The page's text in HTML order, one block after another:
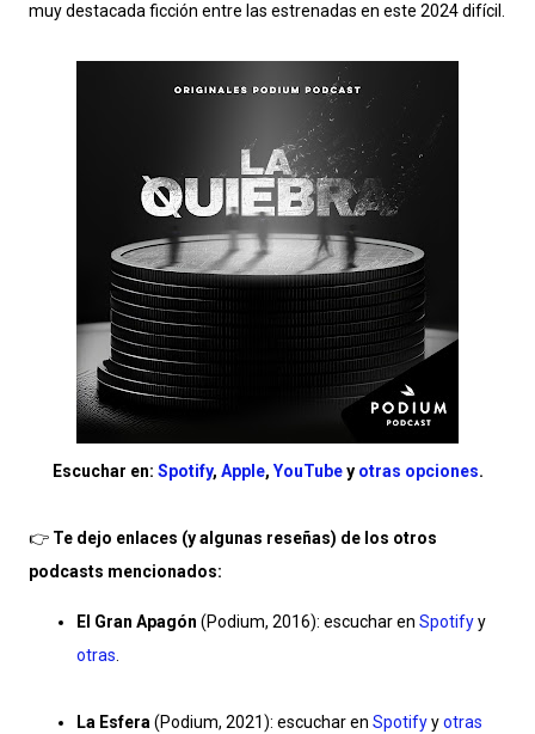
muy destacada ficción entre las estrenadas en este 2024 difícil.
Escuchar en: Spotify, Apple, YouTubey otras opciones.
👉 Te dejo enlaces (y algunas reseñas) de los otros
podcasts mencionados:
El Gran Apagón (Podium, 2016): escuchar en Spotifyy
otras.
La Esfera(Podium, 2021): escuchar en Spotifyyotras